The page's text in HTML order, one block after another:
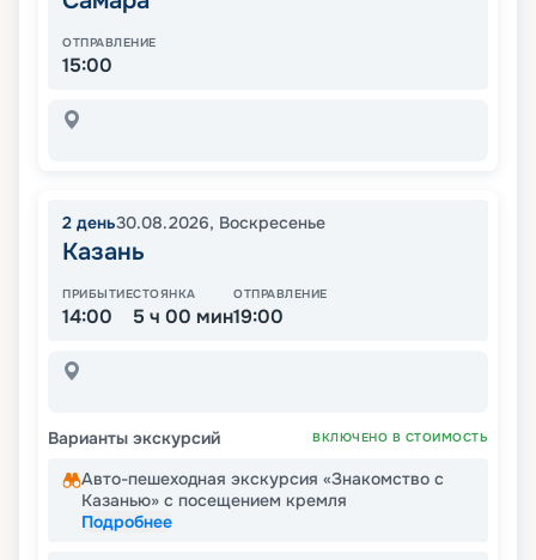
ОТПРАВЛЕНИЕ
15:00
2 день30.08.2026, Воскресенье
Казань
ПРИБЫТИЕ
14:00
СТОЯНКА
5 ч 00 мин
ОТПРАВЛЕНИЕ
19:00
Варианты экскурсий ВКЛЮЧЕНО В СТОИМОСТЬ
Авто-пешеходная экскурсия «Знакомство с
Казанью» с посещением кремля
Подробнее